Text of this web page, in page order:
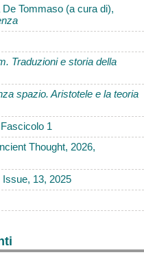
Tommaso (a cura di),
Traduzioni e storia della
spazio. Aristotele e la teoria
1
Thought, 2026,
13, 2025